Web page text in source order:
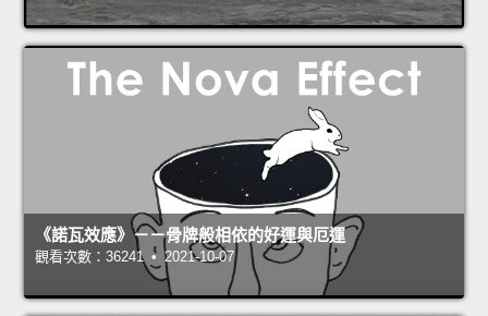
《諾瓦效應》－－骨牌般相依的好運與厄運
觀看次數：36241 • 2021-10-07